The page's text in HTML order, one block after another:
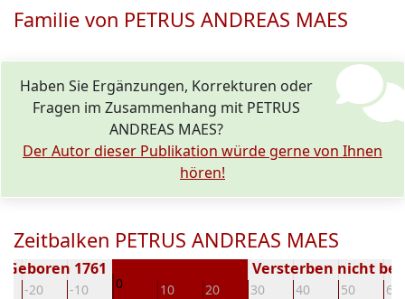
Familie von PETRUS ANDREAS MAES
Haben Sie Ergänzungen, Korrekturen oder
Fragen im Zusammenhang mit PETRUS
ANDREAS MAES?
Der Autor dieser Publikation würde gerne von Ihnen
hören!
Zeitbalken PETRUS ANDREAS MAES
-20 -10 0 10 20 30 40 50 60
Geboren 1761 Versterben nicht